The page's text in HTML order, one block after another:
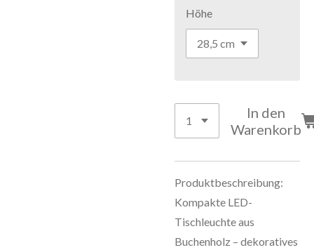
Höhe
In den
Warenkorb
Produktbeschreibung:
Kompakte LED-
Tischleuchte aus
Buchenholz – dekoratives